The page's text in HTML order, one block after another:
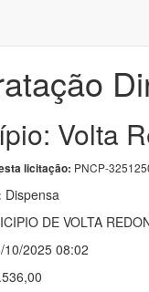
Volta
licitação: PNCP-
Dispensa
DE VOLTA
10/2025 08:02